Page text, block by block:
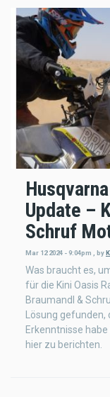
Update –
Schruf
Mar 12 2024 - 9:04pm by
Was braucht es,
für die Kini Oasis
Braumandl &
Lösung gefunden,
Erkenntnisse
hier zu berichten.